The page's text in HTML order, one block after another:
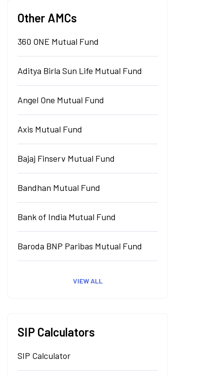
Other AMCs
360 ONE Mutual Fund
Aditya Birla Sun Life Mutual Fund
Angel One Mutual Fund
Axis Mutual Fund
Bajaj Finserv Mutual Fund
Bandhan Mutual Fund
Bank of India Mutual Fund
Baroda BNP Paribas Mutual Fund
VIEW ALL
SIP Calculators
SIP Calculator